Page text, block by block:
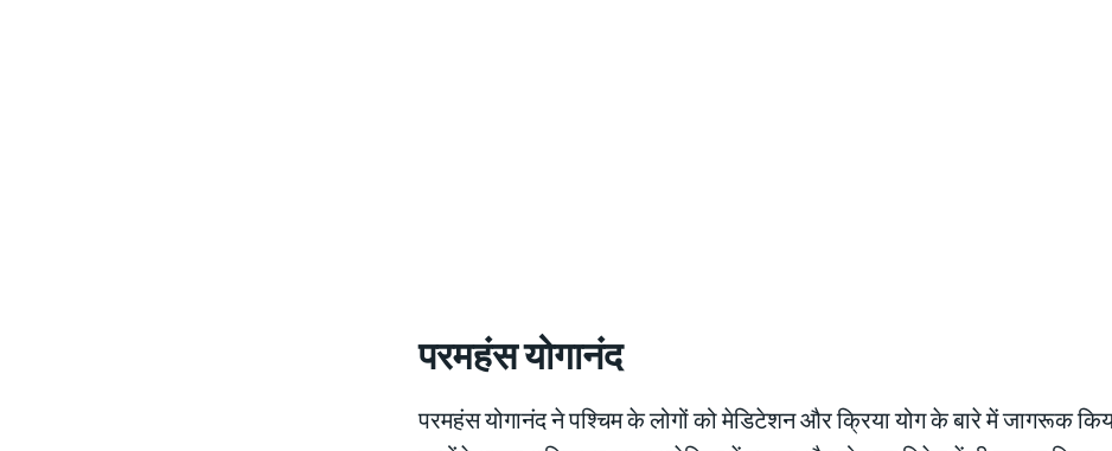
परमहंस योगानंद
परमहंस योगानंद ने पश्चिम के लोगों को मेडिटेशन और क्रिया योग के बारे में जागरूक